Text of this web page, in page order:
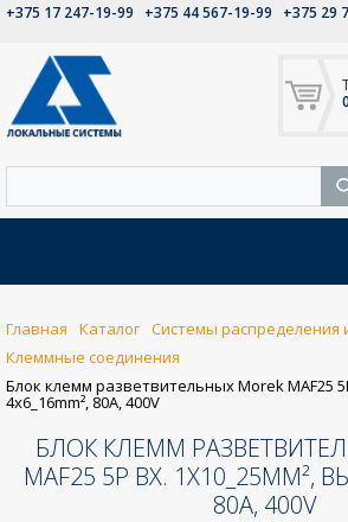
+375 17 247-19-99 +375 44 567-19-99
+375 29
Главная Каталог Системы распределения
Клеммные соединения
Блок клемм разветвительных Morek MAF25
4x6_16mm², 80A, 400V
БЛОК КЛЕММ
MAF25 5P ВХ. 1X10_25MM²,
80A, 400V